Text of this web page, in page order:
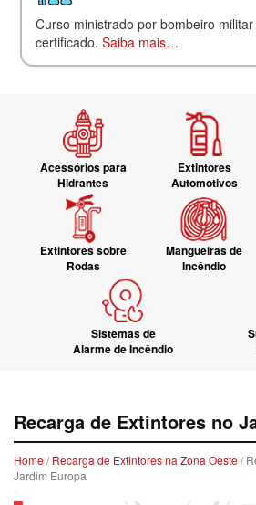
Curso ministrado por bombeiro
certificado.Saiba mais…
Acessórios para
Hidrantes
Extintores
Automotivos
Extintores sobre
Rodas
Mangueiras de
Incêndio
Sistemas de
Alarme de Incêndio
Recarga de Extintores no
Home/Recarga de Extintores na Zona Oeste/
Jardim Europa